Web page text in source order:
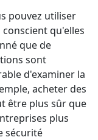
pouvez utiliser
qu'elles
que de
sont
d'examiner la
acheter des
être plus sûr que
plus
sécurité